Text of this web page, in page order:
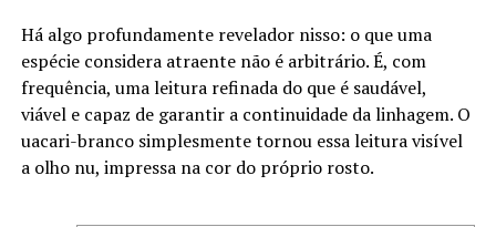
Há algo profundamente revelador nisso: o que uma
espécie considera atraente não é arbitrário. É, com
frequência, uma leitura refinada do que é saudável,
viável e capaz de garantir a continuidade da linhagem. O
uacari-branco simplesmente tornou essa leitura visível
a olho nu, impressa na cor do próprio rosto.